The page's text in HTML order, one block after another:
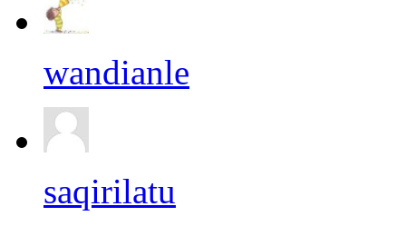
wandianle
saqirilatu